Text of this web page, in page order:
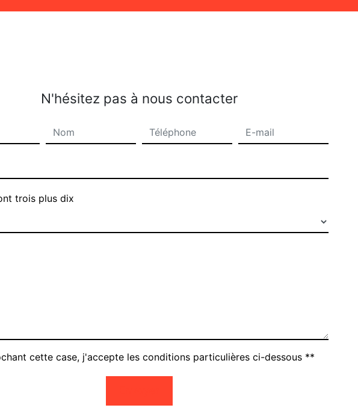
N'hésitez pas à nous contacter
trois plus dix
cette case, j'accepte les conditions particulières ci-dessous **